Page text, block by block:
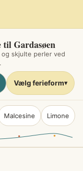
til Gardasøen
skjulte perler ved
Vælg ferieform▾
Malcesine Limone